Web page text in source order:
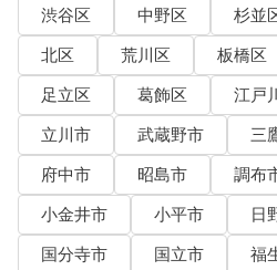
渋谷区
中野区 杉並
北区
荒川区 板橋区
足立区
葛飾区 江戸
立川市
武蔵野市 三
府中市
昭島市 調布
小金井市
小平市 日
国分寺市
国立市 福